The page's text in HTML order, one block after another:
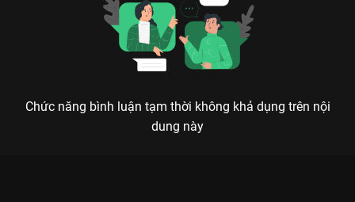
Chức năng bình luận tạm thời không khả dụng trên nội
dung này